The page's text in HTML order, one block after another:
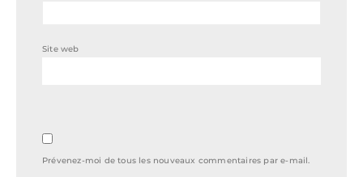
Site web
Prévenez-moi de tous les nouveaux commentaires par e-mail.